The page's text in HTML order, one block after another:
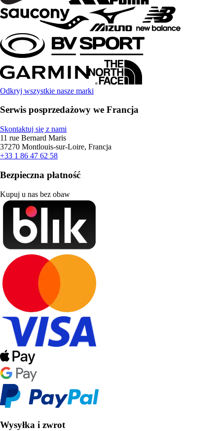
Odkryj wszystkie nasze marki
Serwis posprzedażowy we Francja
Skontaktuj się z nami
11 rue Bernard Maris
37270 Montlouis-sur-Loire, Francja
+33 1 86 47 62 58
Bezpieczna płatność
Kupuj u nas bez obaw
Wysyłka i zwrot